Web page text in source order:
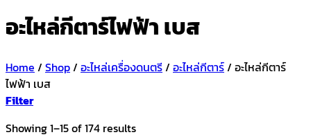
อะไหล่กีตาร์ไฟฟ้า เบส
Home / Shop/ อะไหล่เครื่องดนตรี/ อะไหล่กีตาร์/ อะไหล่กีตาร์
ไฟฟ้า เบส
Filter
Showing 1–15 of 174 results